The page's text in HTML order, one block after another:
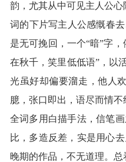
韵，尤其从中可见主人公心
词的下片写主人公感慨春
是无可挽回，一个“暗”字
在秋千，笑里低低语”，以
光虽好却偏要溜走，他人
臆，张口即出，语尽而情
全词多用白描手法，信笔
比，多造反差，实是用心
晚期的作品，不无道理。总